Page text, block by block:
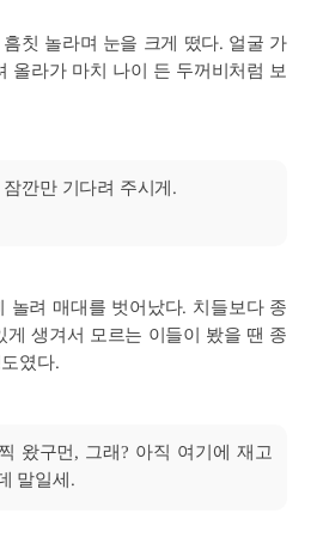
칫 놀라며 눈을 크게 떴다. 얼굴 가
올라가 마치 나이 든 두꺼비처럼 보
깐만 기다려 주시게.
놀려 매대를 벗어났다. 치들보다 종
게 생겨서 모르는 이들이 봤을 땐 종
였다.
왔구먼, 그래? 아직 여기에 재고
말일세.